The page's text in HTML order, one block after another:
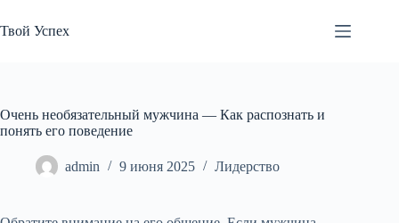
к
сути
Твой Успех
Очень необязательный мужчина — Как распознать и
понять его поведение
admin 9 июня 2025 Лидерство